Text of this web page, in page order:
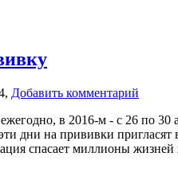
Добавить комментарий
в 2016-м - с 26 по 30
дни на прививки пригласят
спасает миллионы жизней